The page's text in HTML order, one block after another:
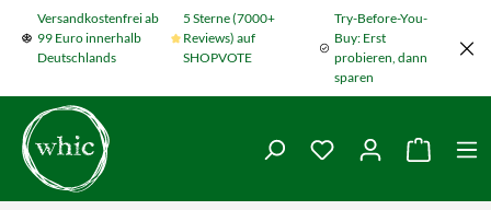
Zum Hauptinhalt springen
Versandkostenfrei ab
99 Euro innerhalb
Deutschlands
5 Sterne (7000+
Reviews) auf
SHOPVOTE
Try-Before-You-
Buy: Erst
probieren, dann
sparen
Du hast 0